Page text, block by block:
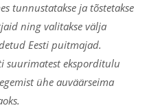
tunnustatakse ja tõstetakse
ning valitakse välja
Eesti puitmajad.
suurimatest eksporditulu
ühe auväärseima